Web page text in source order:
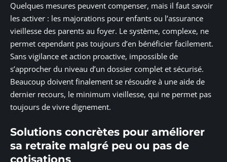
Quelques mesures peuvent compenser, mais il faut savoir
les activer : les majorations pour enfants ou l’assurance
vieillesse des parents au foyer. Le système, complexe, ne
permet cependant pas toujours d’en bénéficier facilement.
Sans vigilance et action proactive, impossible de
s’approcher du niveau d’un dossier complet et sécurisé.
Beaucoup doivent finalement se résoudre à une aide de
dernier recours, le minimum vieillesse, qui ne permet pas
toujours de vivre dignement.
Solutions concrètes pour améliorer
sa retraite malgré peu ou pas de
cotisations